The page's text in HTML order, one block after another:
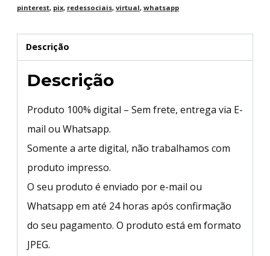
pinterest, pix, redessociais, virtual, whatsapp
Descrição
Descrição
Produto 100% digital – Sem frete, entrega via E-
mail ou Whatsapp.
Somente a arte digital, não trabalhamos com
produto impresso.
O seu produto é enviado por e-mail ou
Whatsapp em até 24 horas após confirmação
do seu pagamento. O produto está em formato
JPEG.